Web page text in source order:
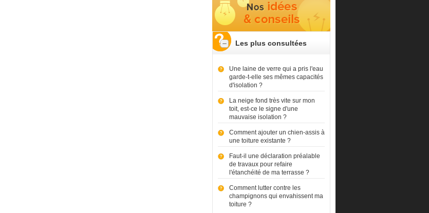
Les plus consultées
Une laine de verre qui a pris l'eau
garde-t-elle ses mêmes capacités
d'isolation ?
La neige fond très vite sur mon
toit, est-ce le signe d'une
mauvaise isolation ?
Comment ajouter un chien-assis à
une toiture existante ?
Faut-il une déclaration préalable
de travaux pour refaire
l'étanchéité de ma terrasse ?
Comment lutter contre les
champignons qui envahissent ma
toiture ?